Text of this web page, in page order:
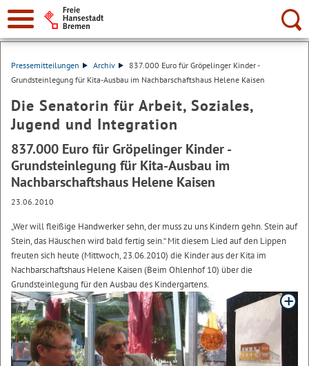
Suche:
Pressemitteilungen Archiv
837.000 Euro für Gröpelinger Kinder -
Grundsteinlegung für Kita-Ausbau im Nachbarschaftshaus Helene Kaisen
Die Senatorin für Arbeit, Soziales,
Jugend und Integration
837.000 Euro für Gröpelinger Kinder -
Grundsteinlegung für Kita-Ausbau im
Nachbarschaftshaus Helene Kaisen
23.06.2010
„Wer will fleißige Handwerker sehn, der muss zu uns Kindern gehn. Stein auf
Stein, das Häuschen wird bald fertig sein.“ Mit diesem Lied auf den Lippen
freuten sich heute (Mittwoch, 23.06.2010) die Kinder aus der Kita im
Nachbarschaftshaus Helene Kaisen (Beim Ohlenhof 10) über die
Grundsteinlegung für den Ausbau des Kindergartens.